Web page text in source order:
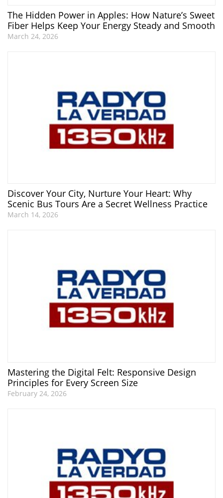
The Hidden Power in Apples: How Nature’s Sweet
Fiber Helps Keep Your Energy Steady and Smooth
March 24, 2026
Discover Your City, Nurture Your Heart: Why
Scenic Bus Tours Are a Secret Wellness Practice
March 14, 2026
Mastering the Digital Felt: Responsive Design
Principles for Every Screen Size
February 24, 2026